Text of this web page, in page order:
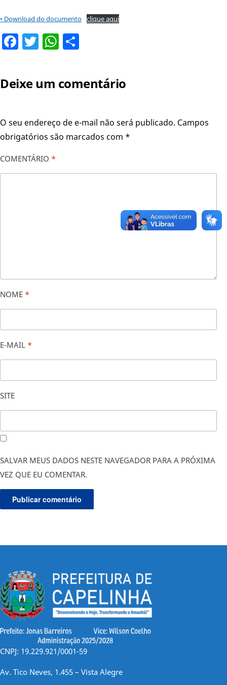
• Download do documento clique aqui
Facebook
TwitterWhatsApp
Deixe um comentário
O seu endereço de e-mail não será publicado. Campos
obrigatórios são marcados com *
COMENTÁRIO *
NOME *
E-MAIL *
SITE
SALVAR MEUS DADOS NESTE NAVEGADOR PARA A PRÓXIMA
VEZ QUE EU COMENTAR.
CNPJ: 19.229.921/0001-59
Av. Tico Neves, 1.455 – Vista Alegre